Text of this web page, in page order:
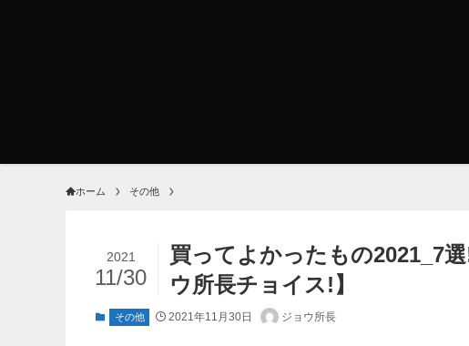
ホーム その他
買ってよかったもの2021_7
ウ所長チョイス!】
2021
11/30
その他 2021年11月30日 ジョウ所長